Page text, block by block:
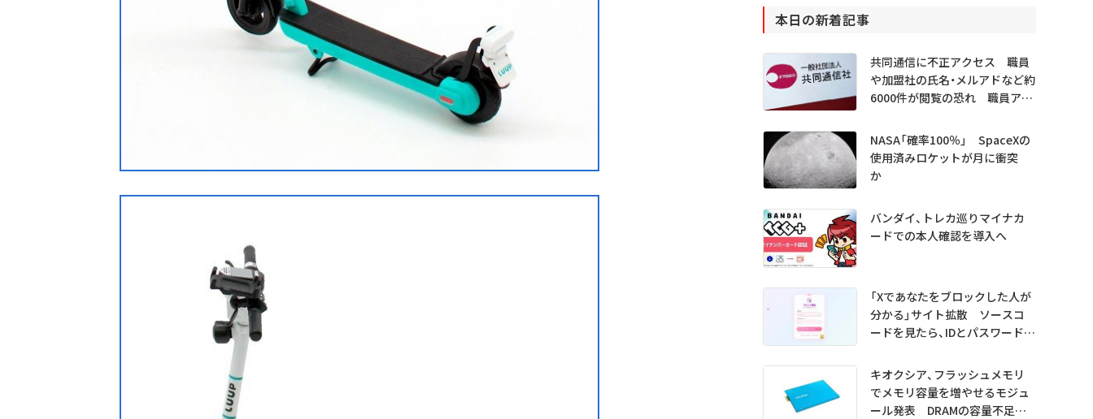
本日の新着記事
共同通信に不正アクセス 職員
や加盟社の氏名・メルアドなど約
6000件が閲覧の恐れ 職員アカ
NASA「確率100％」 SpaceXの
使用済みロケットが月に衝突
か
バンダイ、トレカ巡りマイナカ
ードでの本人確認を導入へ
「Xであなたをブロックした人が
分かる」サイト拡散 ソースコ
ードを見たら、IDとパスワード外
キオクシア、フラッシュメモリ
でメモリ容量を増やせるモジュ
ール発表 DRAMの容量不足を